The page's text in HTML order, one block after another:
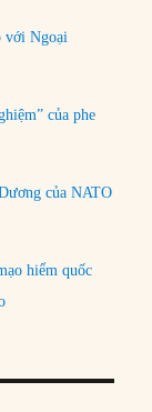
với Ngoại
của phe
của NATO
hiểm quốc